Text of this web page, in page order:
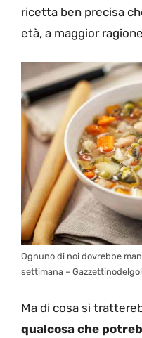
ricetta ben precisa
età, a maggior
Ognuno di noi dovrebbe
settimana –
Ma di cosa si
qualcosa che